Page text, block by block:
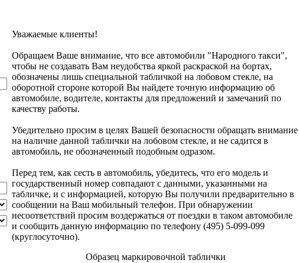
Уважаемые клиенты!
Обращаем Ваше внимание, что все автомобили "Народного такси",
чтобы не создавать Вам неудобства яркой раскраской на бортах,
обозначены лишь специальной табличкой на лобовом стекле, на
оборотной стороне которой Вы найдете точную информацию об
автомобиле, водителе, контакты для предложений и замечаний по
качеству работы.
Убедительно просим в целях Вашей безопасности обращать внимание
на наличие данной таблички на лобовом стекле, и не садится в
автомобиль, не обозначенный подобным одразом.
Перед тем, как сесть в автомобиль, убедитесь, что его модель и
государственный номер совпадают с данными, указанными на
табличке, и с информацией, которую Вы получили предварительно в
сообщении на Ваш мобильный телефон. При обнаружении
несоответствий просим воздержаться от поездки в таком автомобиле
и сообщить данную информацию по телефону (495) 5-099-099
(круглосуточно).
Образец маркировочной таблички